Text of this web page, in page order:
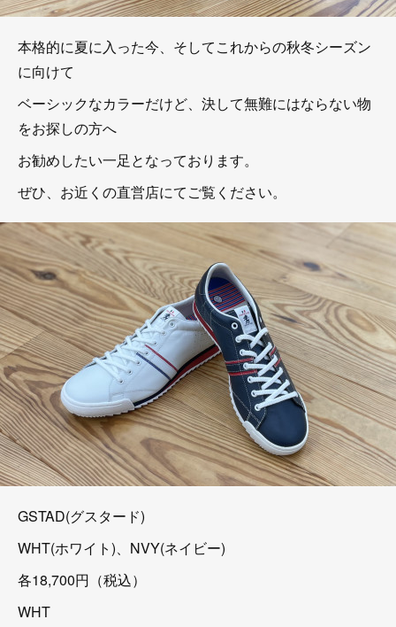
本格的に夏に入った今、そしてこれからの秋冬シーズン
に向けて
ベーシックなカラーだけど、決して無難にはならない物
をお探しの方へ
お勧めしたい一足となっております。
ぜひ、お近くの直営店にてご覧ください。
GSTAD(グスタード)
WHT(ホワイト)、NVY(ネイビー)
各18,700円（税込）
WHT